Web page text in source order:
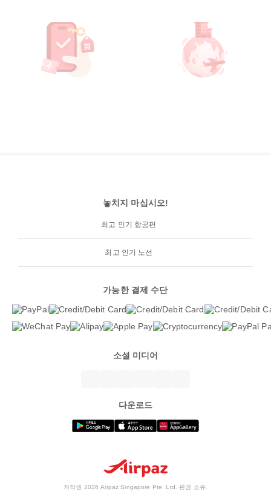
놓치지 마십시오!
최고 인기 항공편
최고 인기 노선
가능한 결제 수단
소셜 미디어
다운로드
저작권 2026 Airpaz Singapore Pte. Ltd. 판권 소유.